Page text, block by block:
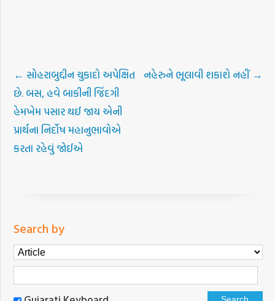
← સોહરાબુદ્દીન ચુકાદો અપેક્ષિત
છે. બસ, હવે બાકીની જિંદગી
હેમખેમ પસાર થઈ જાય એની
પ્રાર્થના નિર્દોષ મહાનુભાવોએ
કરતા રહેવું જોઈએ
નહેરુને ભૂલાવી શકાશે નહીં →
Search by